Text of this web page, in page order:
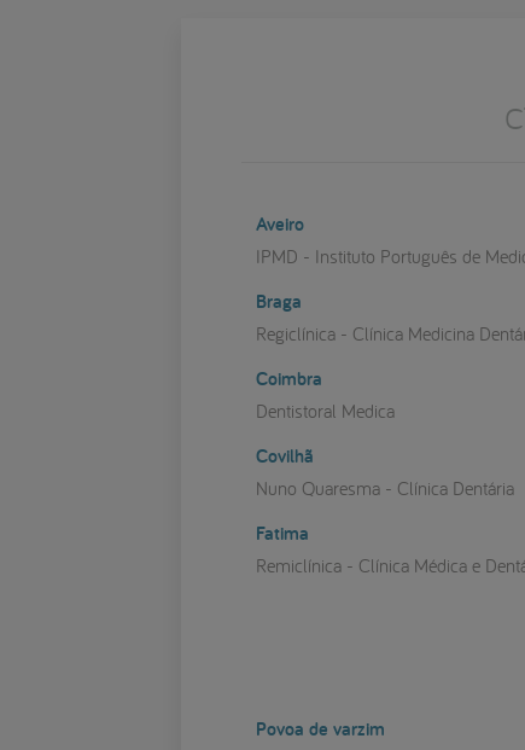
Aveiro
IPMD - Instituto Português de
Braga
Regiclínica - Clínica Medicina
Coimbra
Dentistoral Medica
Covilhã
Nuno Quaresma - Clínica Dentária
Fatima
Remiclínica - Clínica Médica e
Povoa de varzim